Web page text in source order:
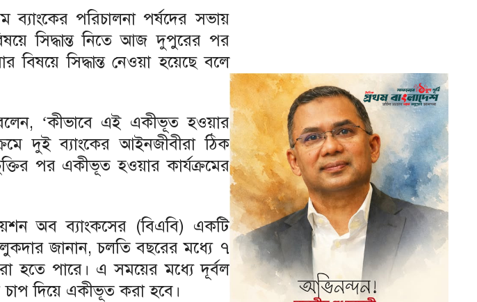
পরিচালনা পর্ষদের সভায়
সিদ্ধান্ত নিতে আজ দুপুরের পর
সিদ্ধান্ত নেওয়া হয়েছে বলে
‘কীভাবে এই একীভূত হওয়ার
দুই ব্যাংকের আইনজীবীরা ঠিক
পর একীভূত হওয়ার কার্যক্রমের
অব ব্যাংকসের (বিএবি) একটি
জানান, চলতি বছরের মধ্যে ৭
হতে পারে। এ সময়ের মধ্যে দূর্বল
দিয়ে একীভূত করা হবে।